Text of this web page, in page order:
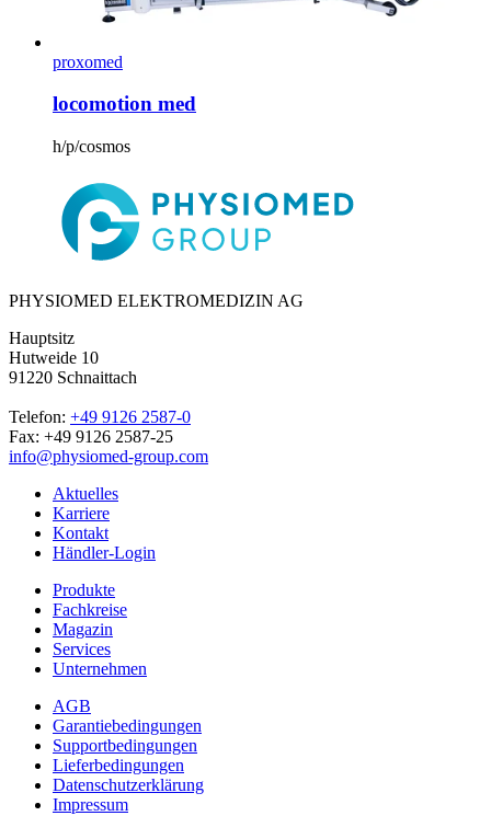
proxomed
locomotion med
h/p/cosmos
PHYSIOMED ELEKTROMEDIZIN AG
Hauptsitz
Hutweide 10
91220 Schnaittach
Telefon: +49 9126 2587-0
Fax: +49 9126 2587-25
info@physiomed-group.com
Aktuelles
Karriere
Kontakt
Händler-Login
Produkte
Fachkreise
Magazin
Services
Unternehmen
AGB
Garantiebedingungen
Supportbedingungen
Lieferbedingungen
Datenschutzerklärung
Impressum